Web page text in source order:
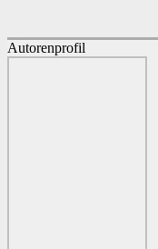
Autorenprofil